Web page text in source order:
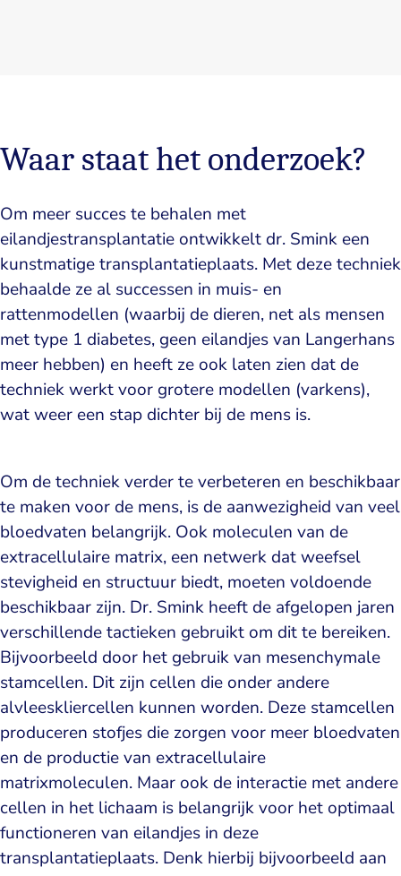
Waar staat het onderzoek?
Om meer succes te behalen met
eilandjestransplantatie ontwikkelt dr. Smink een
kunstmatige transplantatieplaats. Met deze techniek
behaalde ze al successen in muis- en
rattenmodellen (waarbij de dieren, net als mensen
met type 1 diabetes, geen eilandjes van Langerhans
meer hebben) en heeft ze ook laten zien dat de
techniek werkt voor grotere modellen (varkens),
wat weer een stap dichter bij de mens is.
Om de techniek verder te verbeteren en beschikbaar
te maken voor de mens, is de aanwezigheid van veel
bloedvaten belangrijk. Ook moleculen van de
extracellulaire matrix, een netwerk dat weefsel
stevigheid en structuur biedt, moeten voldoende
beschikbaar zijn. Dr. Smink heeft de afgelopen jaren
verschillende tactieken gebruikt om dit te bereiken.
Bijvoorbeeld door het gebruik van mesenchymale
stamcellen. Dit zijn cellen die onder andere
alvleeskliercellen kunnen worden. Deze stamcellen
produceren stofjes die zorgen voor meer bloedvaten
en de productie van extracellulaire
matrixmoleculen. Maar ook de interactie met andere
cellen in het lichaam is belangrijk voor het optimaal
functioneren van eilandjes in deze
transplantatieplaats. Denk hierbij bijvoorbeeld aan